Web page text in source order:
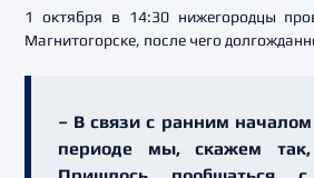
1 октября в 14:30 нижегородцы
Магнитогорске, после чего
– В связи с ранним
периоде мы, скажем так,